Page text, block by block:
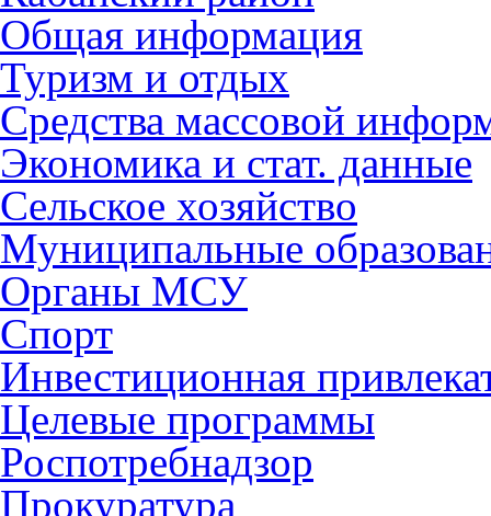
Общая информация
Туризм и отдых
Средства массовой
Экономика и стат. данные
Сельское хозяйство
Муниципальные
Органы МСУ
Спорт
Инвестиционная
Целевые программы
Роспотребнадзор
Прокуратура